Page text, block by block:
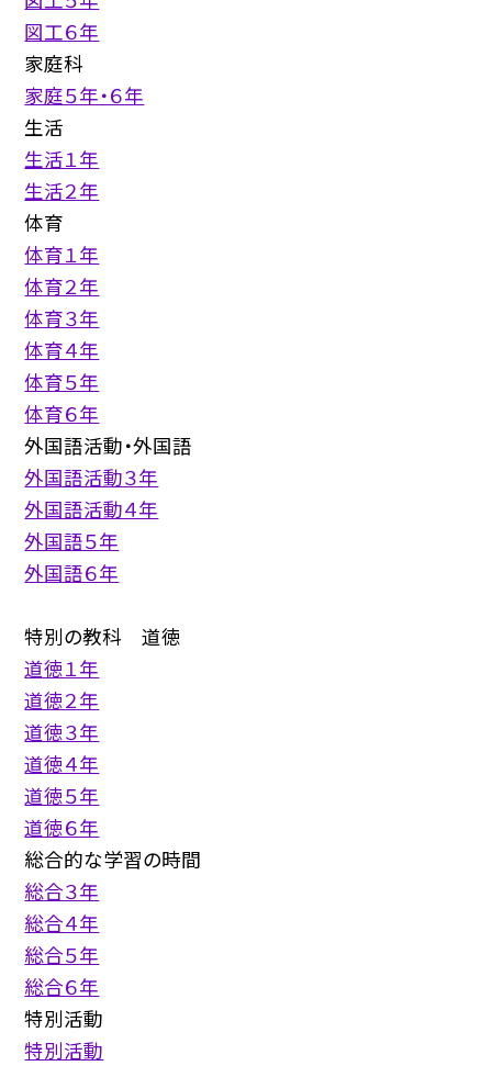
図工６年
家庭科
家庭５年・６年
生活
生活１年
生活２年
体育
体育１年
体育２年
体育３年
体育４年
体育５年
体育６年
外国語活動・外国語
外国語活動３年
外国語活動４年
外国語５年
外国語６年
特別の教科 道徳
道徳１年
道徳２年
道徳３年
道徳４年
道徳５年
道徳６年
総合的な学習の時間
総合３年
総合４年
総合５年
総合６年
特別活動
特別活動